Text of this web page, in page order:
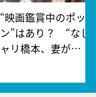
“映画鑑賞中のポッ
ン”はあり？ “なし
ャリ橋本、妻が…